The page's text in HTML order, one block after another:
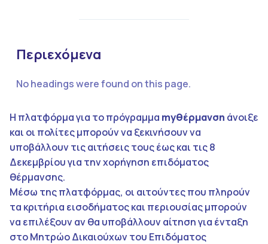
Περιεχόμενα
No headings were found on this page.
Η πλατφόρμα για το πρόγραμμα myθέρμανση άνοιξε
και οι πολίτες μπορούν να ξεκινήσουν να
υποβάλλουν τις αιτήσεις τους έως και τις 8
Δεκεμβρίου για την χορήγηση επιδόματος
θέρμανσης.
Μέσω της πλατφόρμας, οι αιτούντες που πληρούν
τα κριτήρια εισοδήματος και περιουσίας μπορούν
να επιλέξουν αν θα υποβάλλουν αίτηση για ένταξη
στο Μητρώο Δικαιούχων του Επιδόματος